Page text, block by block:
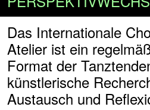
Das Internationale
Atelier ist ein
Format der
künstlerische
Austausch und